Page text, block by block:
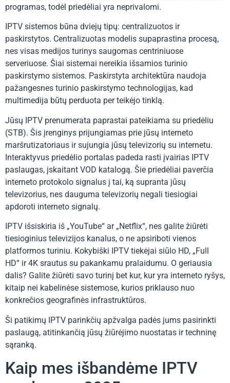
programas, todėl priedėliai yra neprivalomi.
IPTV sistemos būna dviejų tipų: centralizuotos ir
paskirstytos. Centralizuotas modelis supaprastina procesą,
nes visas medijos turinys saugomas centriniuose
serveriuose. Šiai sistemai nereikia išsamios turinio
paskirstymo sistemos. Paskirstyta architektūra naudoja
pažangesnes turinio paskirstymo technologijas, kad
multimedija būtų perduota per teikėjo tinklą.
Jūsų IPTV prenumerata paprastai pateikiama su priedėliu
(STB). Šis įrenginys prijungiamas prie jūsų interneto
maršrutizatoriaus ir sujungia jūsų televizorių su internetu.
Interaktyvus priedėlio portalas padeda rasti įvairias IPTV
paslaugas, įskaitant VOD katalogą. Šie priedėliai paverčia
interneto protokolo signalus į tai, ką supranta jūsų
televizorius, nes dauguma televizorių negali tiesiogiai
apdoroti interneto signalų.
IPTV išsiskiria iš „YouTube“ ar „Netflix“, nes galite žiūrėti
tiesioginius televizijos kanalus, o ne apsiriboti vienos
platformos turiniu. Kokybiški IPTV tiekėjai siūlo HD, „Full
HD“ ir 4K srautus su pakankamu pralaidumu. O geriausia
dalis? Galite žiūrėti savo turinį bet kur, kur yra interneto ryšys,
kitaip nei kabelinėse sistemose, kurios priklauso nuo
konkrečios geografinės infrastruktūros.
Ši patikimų IPTV parinkčių apžvalga padės jums pasirinkti
paslaugą, atitinkančią jūsų žiūrėjimo nuostatas ir techninę
sąranką.
Kaip mes išbandėme IPTV